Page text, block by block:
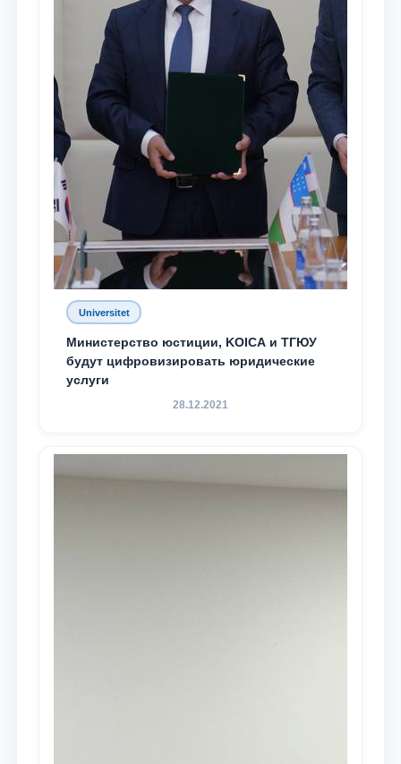
Universitet
Министерство юстиции, KOICA и ТГЮУ
будут цифровизировать юридические
услуги
28.12.2021